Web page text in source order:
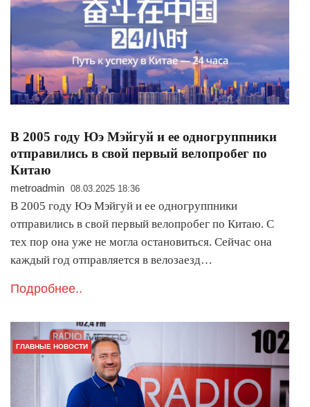
В 2005 году Юэ Мэйгуй и ее одногруппники
отправились в свой первый велопробег по
Китаю
metroadmin 08.03.2025 18:36
В 2005 году Юэ Мэйгуй и ее одногруппники
отправились в свой первый велопробег по Китаю. С
тех пор она уже не могла остановиться. Сейчас она
каждый год отправляется в велозаезд…
Подробнее..
ГЛАВНЫЕ НОВОСТИ